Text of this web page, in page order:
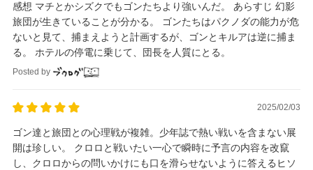
感想 マチとかシズクでもゴンたちより強いんだ。 あらすじ 幻影
旅団が生きていることが分かる。 ゴンたちはパクノダの能力が危
ないと見て、捕まえようと計画するが、ゴンとキルアは逆に捕ま
る。 ホテルの停電に乗じて、団長を人質にとる。
Posted by
2025/02/03
ゴン達と旅団との心理戦が複雑。少年誌で熱い戦いを含まない展
開は珍しい。 クロロと戦いたい一心で瞬時に予言の内容を改竄
し、クロロからの問いかけにも口を滑らせないように答えるヒソ